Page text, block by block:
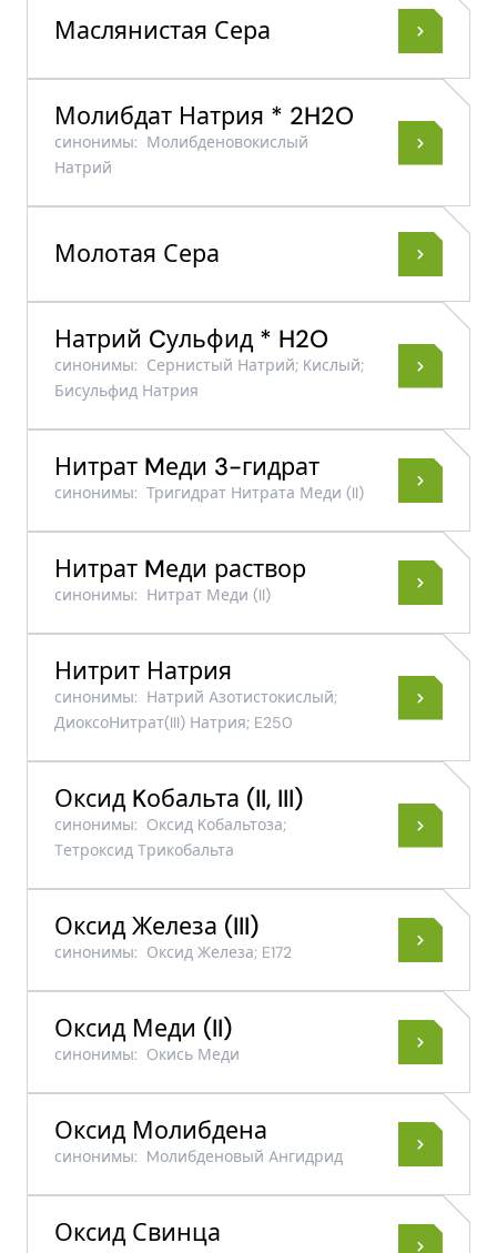
Маслянистая Сера
Молибдат Натрия * 2H2O
синонимы: Молибденовокислый
Натрий
Молотая Сера
Натрий Cульфид * H2O
синонимы: Сернистый Натрий; Kислый;
Бисульфид Натрия
Нитрат Mеди 3-гидрат
синонимы: Тригидрат Нитрата Меди (II)
Нитрат Mеди раствор
синонимы: Нитрат Меди (II)
Нитрит Натрия
синонимы: Натрий Aзотистокислый;
ДиоксоНитрат​(III)​ Натрия; E250
Оксид Kобальта (II, III)
синонимы: Oксид Kобальтоза;
Tетроксид Tрикобальта
Оксид Железа (III)
синонимы: Оксид Железа; E172
Оксид Меди (II)
синонимы: Oкись Меди
Оксид Молибдена
синонимы: Mолибденовый Aнгидрид
Оксид Свинца